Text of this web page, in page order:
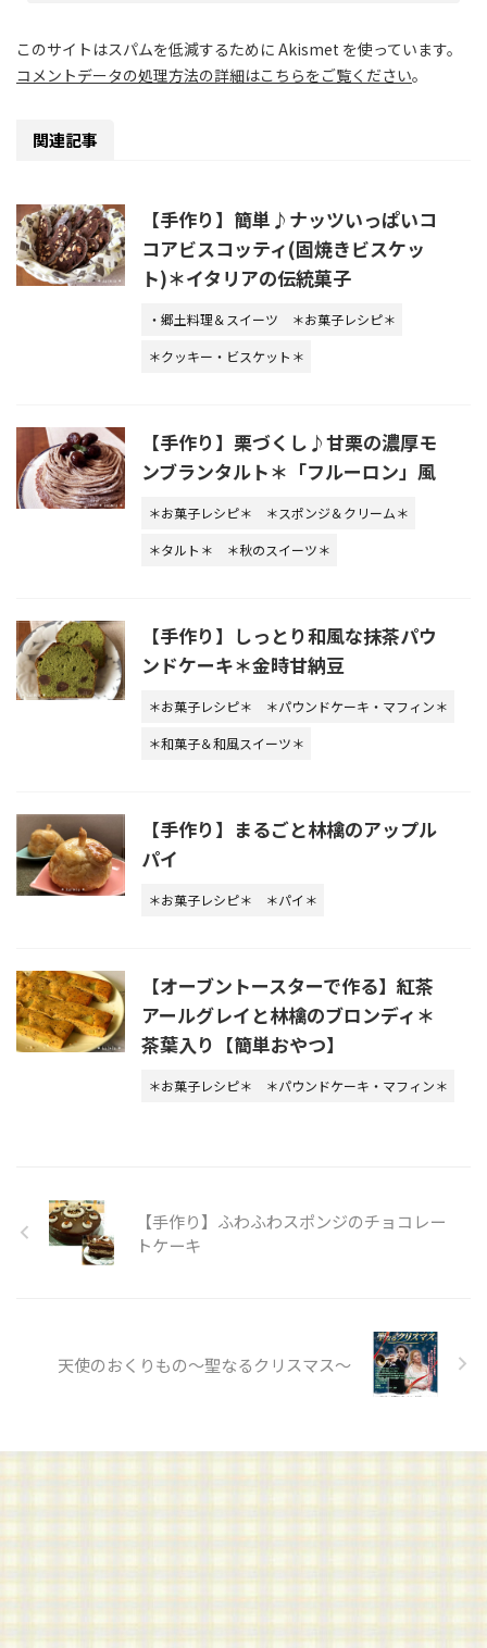
このサイトはスパムを低減するために Akismet を使っています。
コメントデータの処理方法の詳細はこちらをご覧ください。
関連記事
【手作り】簡単♪ナッツいっぱいコ
コアビスコッティ(固焼きビスケッ
ト)＊イタリアの伝統菓子
・郷土料理＆スイーツ
＊お菓子レシピ＊
＊クッキー・ビスケット＊
【手作り】栗づくし♪甘栗の濃厚モ
ンブランタルト＊「フルーロン」風
＊お菓子レシピ＊
＊スポンジ＆クリーム＊
＊タルト＊
＊秋のスイーツ＊
【手作り】しっとり和風な抹茶パウ
ンドケーキ＊金時甘納豆
＊お菓子レシピ＊
＊パウンドケーキ・マフィン＊
＊和菓子＆和風スイーツ＊
【手作り】まるごと林檎のアップル
パイ
＊お菓子レシピ＊ ＊パイ＊
【オーブントースターで作る】紅茶
アールグレイと林檎のブロンディ＊
茶葉入り【簡単おやつ】
＊お菓子レシピ＊ ＊パウンドケーキ・マフィン＊
【手作り】ふわふわスポンジのチョコレー
トケーキ
天使のおくりもの～聖なるクリスマス～